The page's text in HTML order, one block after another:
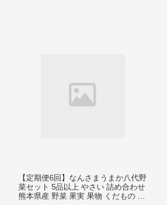
【定期便6回】なんさまうまか八代野
菜セット 5品以上 やさい 詰め合わせ
熊本県産 野菜 果実 果物 くだもの フ